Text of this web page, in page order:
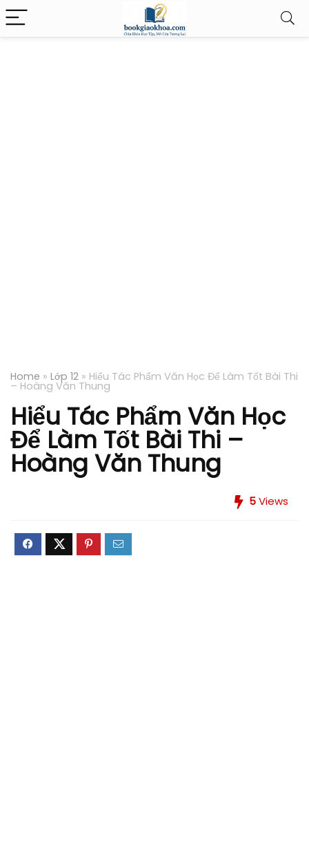
Home » Lớp 12 » Hiểu Tác Phẩm Văn Học Để Làm Tốt Bài Thi
– Hoàng Văn Thung
Hiểu Tác Phẩm Văn Học
Để Làm Tốt Bài Thi –
Hoàng Văn Thung
5Views